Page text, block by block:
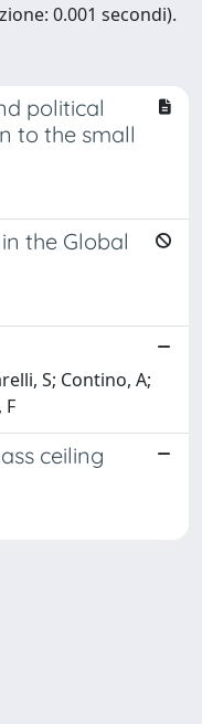
0.001 secondi).
political
to the small
the Global
S; Contino, A;
F
ceiling